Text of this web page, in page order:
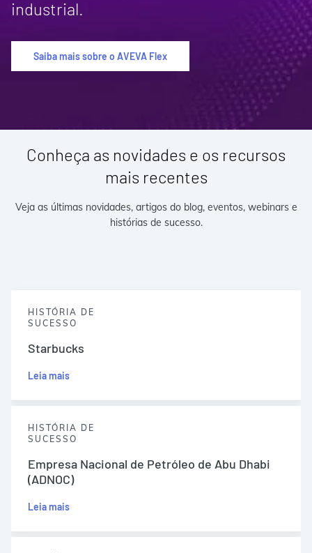
industrial.
Saiba mais sobre o AVEVA Flex
Conheça as novidades e os recursos
mais recentes
Veja as últimas novidades, artigos do blog, eventos, webinars e
histórias de sucesso.
HISTÓRIA DE
SUCESSO
Starbucks
Leia mais
HISTÓRIA DE
SUCESSO
Empresa Nacional de Petróleo de Abu Dhabi
(ADNOC)
Leia mais